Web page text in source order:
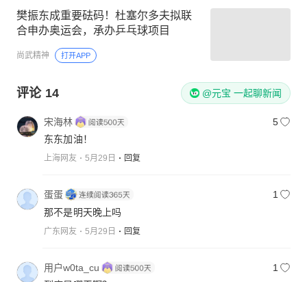
樊振东成重要砝码！杜塞尔多夫拟联
合申办奥运会，承办乒乓球项目
尚武精神 打开APP
评论 14 @元宝 一起聊新闻
宋海林
5
东东加油！
上海网友 5月29日 回复
蛋蛋
1
那不是明天晚上吗
广东网友 5月29日 回复
用户w0ta_cu
1